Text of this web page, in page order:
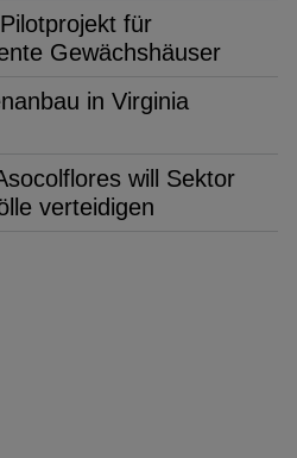
für
Gewächshäuser
in Virginia
will Sektor
verteidigen